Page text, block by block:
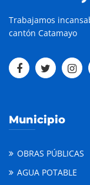
Trabajamos
cantón Catamayo
Municipio
OBRAS PÚBLICAS
AGUA POTABLE